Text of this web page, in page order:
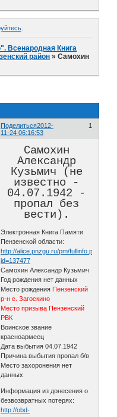
.
Всенародная Книга
район »Самохин
Поделиться 1
2012-
11-24 06:16:53
Самохин
Александр
Кузьмич (не
известно -
04.07.1942 -
пропал без
вести).
Электронная Книга Памяти
Пензенской области:
http://alice.pnzgu.ru/pm/fullinfo.php?
id=137477
Самохин Александр Кузьмич
Год рождения нет данных
Место рожденияПензенский
р-н с. Загоскино
Место призыва Пензенский
РВК
Воинское звание
красноармеец
Дата выбытия 04.07.1942
Причина выбытия пропал б/в
Место захоронения нет
данных
Информация из донесения о
безвозвратных потерях:
http://obd-